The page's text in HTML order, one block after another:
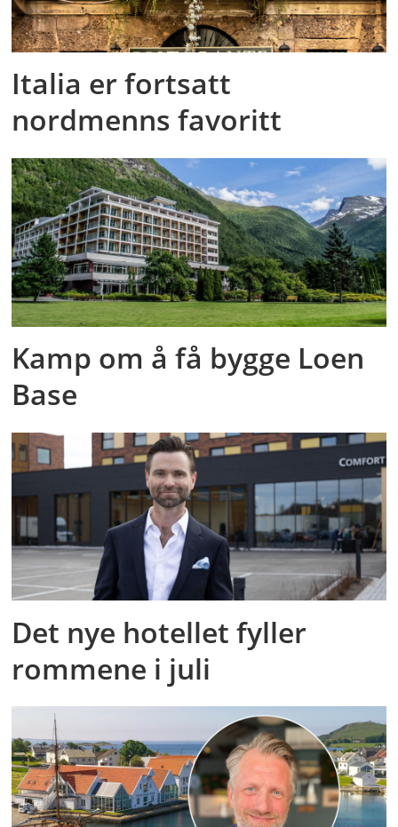
Italia er fortsatt
nordmenns favoritt
Kamp om å få bygge Loen
Base
Det nye hotellet fyller
rommene i juli